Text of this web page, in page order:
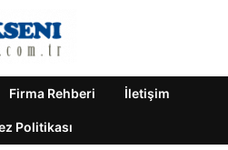
Firma Rehberi İletişim
Politikası